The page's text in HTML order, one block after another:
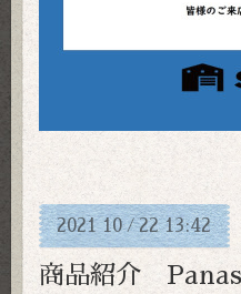
2021 10/22 13:42
商品紹介